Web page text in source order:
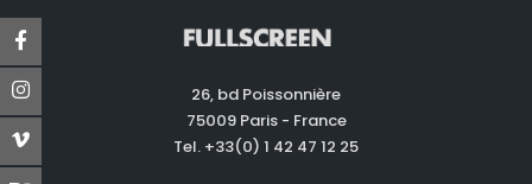
26, bd Poissonnière
75009 Paris - France
Tel. +33(0) 1 42 47 12 25